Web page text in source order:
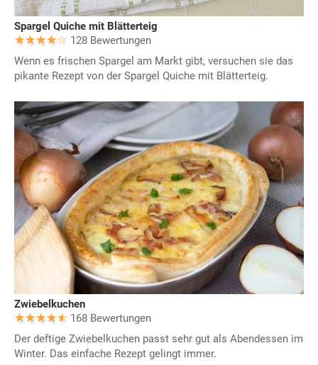
Spargel Quiche mit Blätterteig
128 Bewertungen
Wenn es frischen Spargel am Markt gibt, versuchen sie das
pikante Rezept von der Spargel Quiche mit Blätterteig.
Zwiebelkuchen
168 Bewertungen
Der deftige Zwiebelkuchen passt sehr gut als Abendessen im
Winter. Das einfache Rezept gelingt immer.